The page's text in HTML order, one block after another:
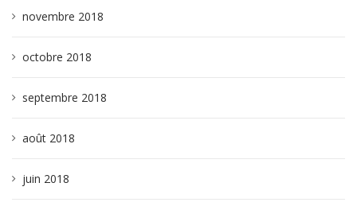
novembre 2018
octobre 2018
septembre 2018
août 2018
juin 2018